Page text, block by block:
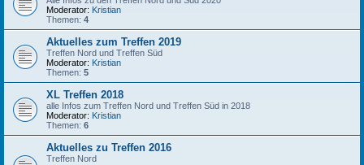
Moderator: Kristian
Themen: 4
Aktuelles zum Treffen 2019
Treffen Nord und Treffen Süd
Moderator: Kristian
Themen: 5
XL Treffen 2018
alle Infos zum Treffen Nord und Treffen Süd in 2018
Moderator: Kristian
Themen: 6
Aktuelles zu Treffen 2016
Treffen Nord